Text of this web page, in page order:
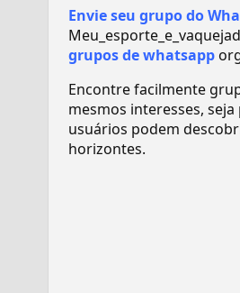
Envie seu grupo do
grupos de whatsapp
Encontre facilmente
mesmos interesses,
usuários podem
horizontes.